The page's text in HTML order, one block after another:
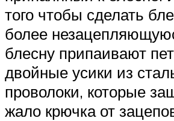
того чтобы сделать
более
блесну припаивают
двойные усики из
проволоки, которые
жало крючка от